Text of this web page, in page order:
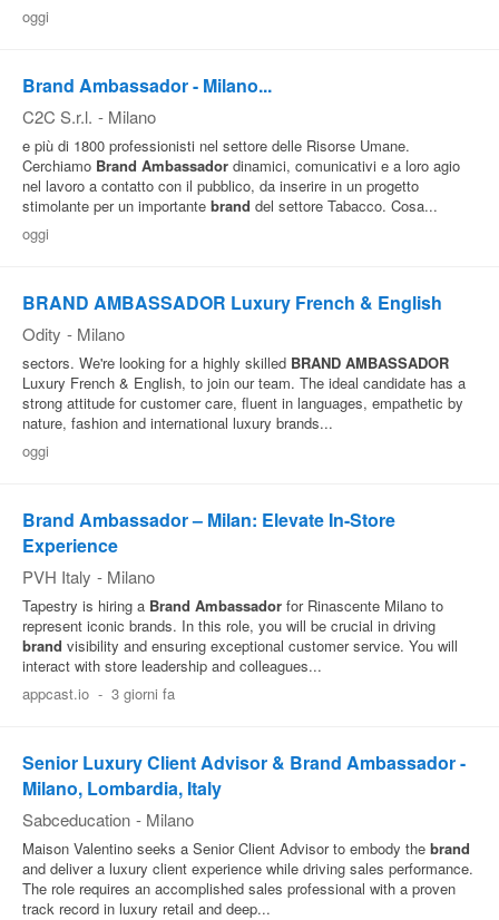
Pubblica
Area
Aziende
oggi
Brand Ambassador - Milano...
C2C S.r.l. - Milano
e più di 1800 professionisti nel settore delle Risorse Umane.
Cerchiamo Brand Ambassador dinamici, comunicativi e a loro agio
nel lavoro a contatto con il pubblico, da inserire in un progetto
stimolante per un importante brand del settore Tabacco. Cosa...
oggi
BRAND AMBASSADOR Luxury French & English
Odity - Milano
sectors. We're looking for a highly skilled BRAND AMBASSADOR
Luxury French & English, to join our team. The ideal candidate has a
strong attitude for customer care, fluent in languages, empathetic by
nature, fashion and international luxury brands...
oggi
Brand Ambassador – Milan: Elevate In-Store
Experience
PVH Italy - Milano
Tapestry is hiring a Brand Ambassador for Rinascente Milano to
represent iconic brands. In this role, you will be crucial in driving
brand visibility and ensuring exceptional customer service. You will
interact with store leadership and colleagues...
appcast.io - 3 giorni fa
Senior Luxury Client Advisor & Brand Ambassador -
Milano, Lombardia, Italy
Sabceducation - Milano
Maison Valentino seeks a Senior Client Advisor to embody the brand
and deliver a luxury client experience while driving sales performance.
The role requires an accomplished sales professional with a proven
track record in luxury retail and deep...